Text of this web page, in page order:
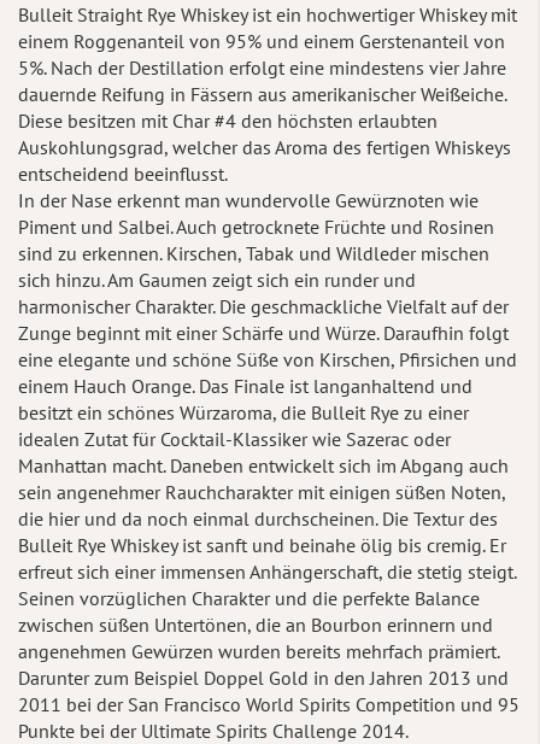
Bulleit Straight Rye Whiskey ist ein hochwertiger Whiskey mit
einem Roggenanteil von 95% und einem Gerstenanteil von
5%. Nach der Destillation erfolgt eine mindestens vier Jahre
dauernde Reifung in Fässern aus amerikanischer Weißeiche.
Diese besitzen mit Char #4 den höchsten erlaubten
Auskohlungsgrad, welcher das Aroma des fertigen Whiskeys
entscheidend beeinflusst.
In der Nase erkennt man wundervolle Gewürznoten wie
Piment und Salbei. Auch getrocknete Früchte und Rosinen
sind zu erkennen. Kirschen, Tabak und Wildleder mischen
sich hinzu. Am Gaumen zeigt sich ein runder und
harmonischer Charakter. Die geschmackliche Vielfalt auf der
Zunge beginnt mit einer Schärfe und Würze. Daraufhin folgt
eine elegante und schöne Süße von Kirschen, Pfirsichen und
einem Hauch Orange. Das Finale ist langanhaltend und
besitzt ein schönes Würzaroma, die Bulleit Rye zu einer
idealen Zutat für Cocktail-Klassiker wie Sazerac oder
Manhattan macht. Daneben entwickelt sich im Abgang auch
sein angenehmer Rauchcharakter mit einigen süßen Noten,
die hier und da noch einmal durchscheinen. Die Textur des
Bulleit Rye Whiskey ist sanft und beinahe ölig bis cremig. Er
erfreut sich einer immensen Anhängerschaft, die stetig steigt.
Seinen vorzüglichen Charakter und die perfekte Balance
zwischen süßen Untertönen, die an Bourbon erinnern und
angenehmen Gewürzen wurden bereits mehrfach prämiert.
Darunter zum Beispiel Doppel Gold in den Jahren 2013 und
2011 bei der San Francisco World Spirits Competition und 95
Punkte bei der Ultimate Spirits Challenge 2014.